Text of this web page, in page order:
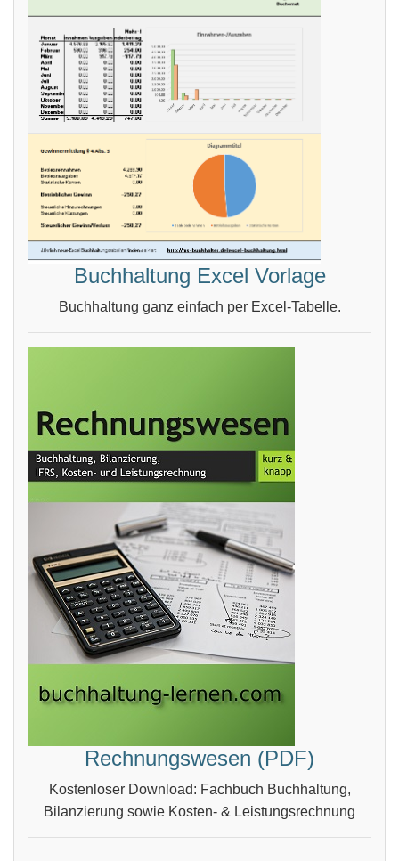
Buchhaltung Excel Vorlage
Buchhaltung ganz einfach per Excel-Tabelle.
Rechnungswesen (PDF)
Kostenloser Download: Fachbuch Buchhaltung,
Bilanzierung sowie Kosten- & Leistungsrechnung